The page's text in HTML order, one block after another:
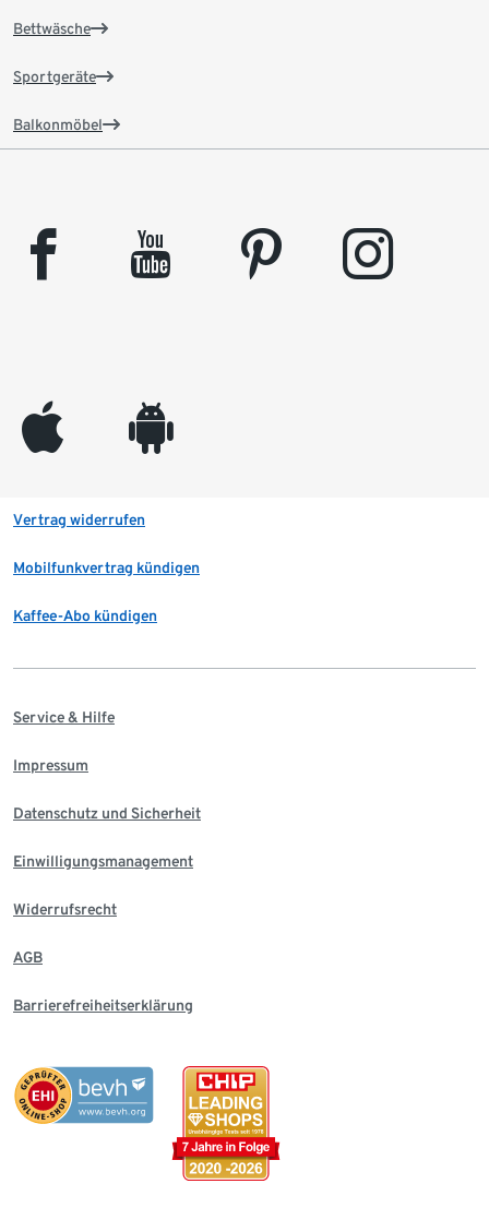
Bettwäsche
Sportgeräte
Balkonmöbel
facebook youtube pinterest instagram
appleinc android
Vertrag widerrufen
Mobilfunkvertrag kündigen
Kaffee-Abo kündigen
Service & Hilfe
Impressum
Datenschutz und Sicherheit
Einwilligungsmanagement
Widerrufsrecht
AGB
Barrierefreiheitserklärung